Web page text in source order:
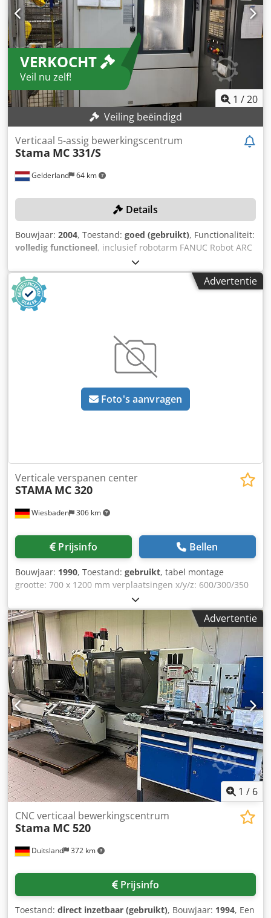
papiertransportband Flender MC535/x=800
spanentransporteur HAWE hydraulisch aggregaat
Beladingssysteem Promo Snijwaarden: max.
freescapaciteit=400mm max. boren Ø 50mm max.
schroefdraad Ø M30 1 motor per stuk voor hoofdspil 1 + 2:
Merk Kessler; 21 kW; toerental 15.000 tpm. 1 motor elk
voor X / Y / en Z-as: Siemens; voor X/Y-as 14,0 Nm en Z-as
17,6 Nm koppel; toerental 3000 rpm. *
VERKOCHT
Veil nu zelf!
1 /20
Veiling beëindigd
Gelderland 64 km
Verticaal 5-assig bewerkingscentrum
Stama MC 331/S
Details
Bouwjaar: 2004, Toestand: goed (gebruikt), Functionaliteit:
volledig functioneel, inclusief robotarm FANUC Robot ARC
Mate 120iB TECHNISCHE DETAILS X-as: 700 mm Y-as: 400
mm Z-as: 360 mm Snelheid: 10.000 tpm Besturing: Fanuc
16i MB Tafeldiameter: 1400 mm Aanzet X-as: 10000
mm/min. Aanzet Y-as: 10000 mm/min. Z-as voeding: 10000
mm/min. ijlgang: 70 m/min Gereedschapshouder: Big Plus
120 / 155 Nm Aantal gereedschappen: 2 x 30
Gereedschapsdiameter: 140 mm Crodpfx Ael Eykgjc Ajf
Lengte gereedschap: 280 mm Freescapaciteit: max. 350
ccm Boordiameter: max. 40 mm Draaddiameter: max. M27
MACHINEDETAILS lengte: 6000 mm breedte: 6000 mm
hoogte: 2800 mm Gewicht: 12000 kg Totaal aangesloten
vermogen: 55 kVA Totaal benodigd vermogen: 44 kW
Advertentie
Foto's aanvragen
Wiesbaden 306 km
Verticale verspanen center
STAMA MC 320
Prijsinfo Bellen
Bouwjaar: 1990, Toestand: gebruikt, tabel montage
grootte: 700 x 1200 mm verplaatsingen x/y/z: 600/300/350
mm spindel taper: SK 40 ISA min./max. afstand
tabel/spindel: 150/540 mm spindel draaien
snelheidsbereik: 45-6000 rpm gereedschap posities aantal:
12 stuks rijtuigen: 5000-20000 mm/min snelle verplaatsen:
5000-20000 m/min spindel rijden: 5,5 kW elektrische
aansluiting: 380 V, 12 kVA kW ruimte nodig: 2350 x 2100 x
2500 mm gewicht: 3800 kg Crjdpfsda S Nvex Ac Asf
Advertentie
1 / 6
Duitsland 372 km
CNC verticaal bewerkingscentrum
Stama MC 520
Prijsinfo
Toestand: direct inzetbaar (gebruikt), Bouwjaar: 1994, Een